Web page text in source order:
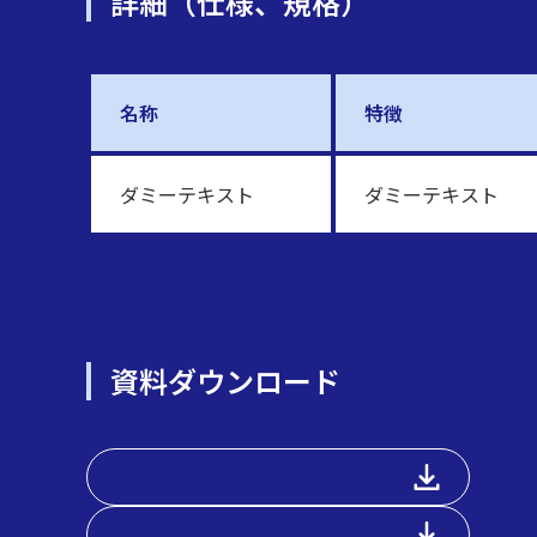
名称 特徴
ダミーテキスト ダミーテキスト
資料ダウンロード